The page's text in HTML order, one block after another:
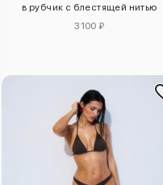
в рубчик с блестящей нитью
3100 ₽